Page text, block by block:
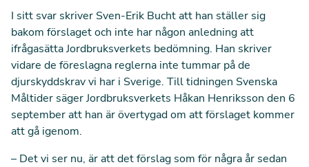
I sitt svar skriver Sven-Erik Buchtatt han ställer sig
bakom förslaget och inte har någon anledning att
ifrågasättaJordbruksverkets bedömning. Han skriver
vidare de föreslagna reglerna inte tummar på de
djurskyddskrav vi har i Sverige. Till tidningen Svenska
Måltider säger Jordbruksverkets Håkan Henriksson den 6
september att han är övertygad om att förslaget kommer
att gå igenom.
– Det vi ser nu, är att det förslag som för några år sedan